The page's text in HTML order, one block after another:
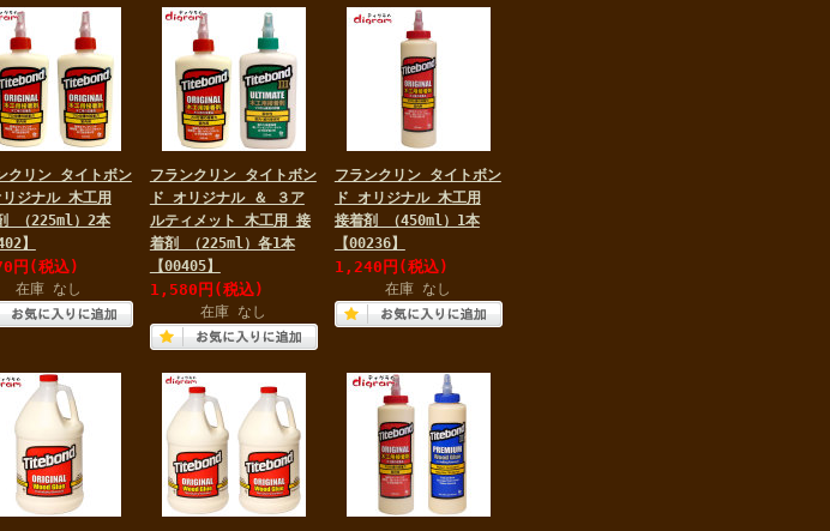
クリン タイトボン
リジナル 木工用
（225ml）2本
】
円 (税込)
在庫 なし
フランクリン タイトボン
ド オリジナル ＆ ３ア
ルティメット 木工用 接
着剤 （225ml）各1本
【00405】
1,580円 (税込)
在庫 なし
フランクリン タイトボン
ド オリジナル 木工用
接着剤 （450ml）1本
【00236】
1,240円 (税込)
在庫 なし